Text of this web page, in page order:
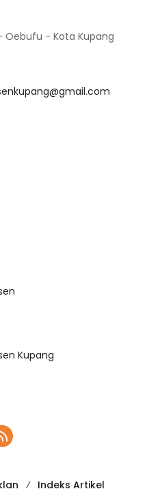
Oebufu - Kota Kupang
Kupang
Indeks Artikel